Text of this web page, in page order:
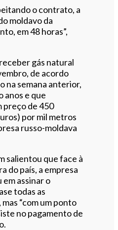
o contrato, a
moldavo da
em 48 horas”,
gás natural
de acordo
na semana anterior,
anos e que
preço de 450
por mil metros
russo-moldava
salientou que face à
do país, a empresa
em assinar o
todas as
“com um ponto
no pagamento de